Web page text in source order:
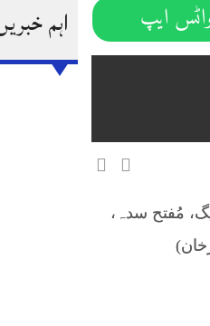
بہادر سپوت وطن کی حرمت پر
اہم ایپ
مُفتح سدہ،